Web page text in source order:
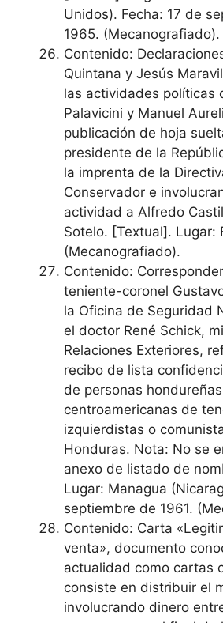
Unidos). Fecha: 17 de
1965. (Mecanografiado).
Contenido:
Quintana y Jesús
las actividades políticas
Palavicini y Manuel
publicación de hoja
presidente de la
la imprenta de la
Conservador e
actividad a Alfredo
Sotelo. [Textual]. Lugar:
(Mecanografiado).
Contenido:
teniente-coronel
la Oficina de Seguridad
el doctor René Schick,
Relaciones Exteriores,
recibo de lista
de personas
centroamericanas de
izquierdistas o
Honduras. Nota: No se
anexo de listado de
Lugar: Managua
septiembre de 1961.
Contenido: Carta
venta», documento
actualidad como cartas
consiste en distribuir el
involucrando dinero